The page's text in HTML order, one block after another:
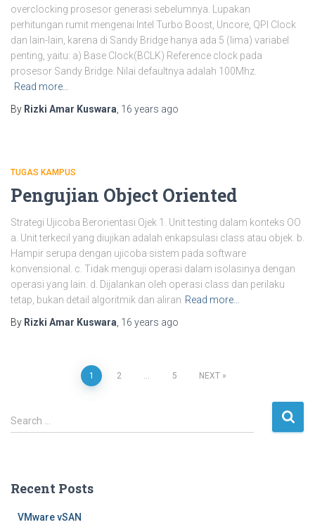
overclocking prosesor generasi sebelumnya. Lupakan
perhitungan rumit mengenai Intel Turbo Boost, Uncore, QPI Clock
dan lain-lain, karena di Sandy Bridge hanya ada 5 (lima) variabel
penting, yaitu: a) Base Clock(BCLK) Reference clock pada
prosesor Sandy Bridge. Nilai defaultnya adalah 100Mhz.
Read more…
By Rizki Amar Kuswara 16 years ago
TUGAS KAMPUS
Pengujian Object Oriented
Strategi Ujicoba Berorientasi Ojek 1. Unit testing dalam konteks OO
a. Unit terkecil yang diujikan adalah enkapsulasi class atau objek. b.
Hampir serupa dengan ujicoba sistem pada software
konvensional. c. Tidak menguji operasi dalam isolasinya dengan
operasi yang lain. d. Dijalankan oleh operasi class dan perilaku
tetap, bukan detail algoritmik dan aliran Read more…
By Rizki Amar Kuswara 16 years ago
navigation
1 2 … 5 NEXT
S
e
h
Search …
Recent Posts
VMware vSAN